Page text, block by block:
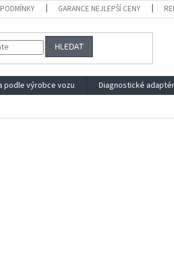
GARANCE NEJLEPŠÍ CENY
HLEDAT
podle výrobce vozu Diagnostické